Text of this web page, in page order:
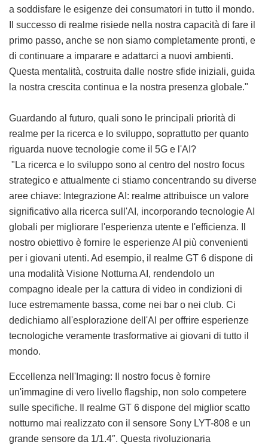
a soddisfare le esigenze dei consumatori in tutto il mondo.
Il successo di realme risiede nella nostra capacità di fare il
primo passo, anche se non siamo completamente pronti, e
di continuare a imparare e adattarci a nuovi ambienti.
Questa mentalità, costruita dalle nostre sfide iniziali, guida
la nostra crescita continua e la nostra presenza globale."
Guardando al futuro, quali sono le principali priorità di
realme per la ricerca e lo sviluppo, soprattutto per quanto
riguarda nuove tecnologie come il 5G e l'AI?
"La ricerca e lo sviluppo sono al centro del nostro focus
strategico e attualmente ci stiamo concentrando su diverse
aree chiave: Integrazione AI: realme attribuisce un valore
significativo alla ricerca sull'AI, incorporando tecnologie AI
globali per migliorare l'esperienza utente e l'efficienza. Il
nostro obiettivo è fornire le esperienze AI più convenienti
per i giovani utenti. Ad esempio, il realme GT 6 dispone di
una modalità Visione Notturna AI, rendendolo un
compagno ideale per la cattura di video in condizioni di
luce estremamente bassa, come nei bar o nei club. Ci
dedichiamo all'esplorazione dell'AI per offrire esperienze
tecnologiche veramente trasformative ai giovani di tutto il
mondo.
Eccellenza nell'Imaging: Il nostro focus è fornire
un'immagine di vero livello flagship, non solo competere
sulle specifiche. Il realme GT 6 dispone del miglior scatto
notturno mai realizzato con il sensore Sony LYT-808 e un
grande sensore da 1/1.4″. Questa rivoluzionaria